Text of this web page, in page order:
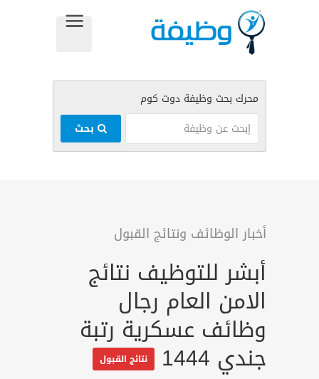
أخبار الوظائف ونتائج القبول
أبشر للتوظيف نتائج
الامن العام رجال
وظائف عسكرية رتبة
جندي 1444 نتائج القبول